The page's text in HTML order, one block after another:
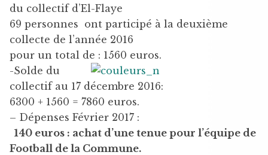
du collectif d’El-Flaye
69 personnes ont participé à la deuxième
collecte de l’année 2016
pour un total de : 1560 euros.
-Solde du
collectif au 17 décembre 2016:
6300 + 1560 = 7860 euros.
– Dépenses Février 2017 :
140 euros : achat d’une tenue pour l’équipe de
Football de la Commune.